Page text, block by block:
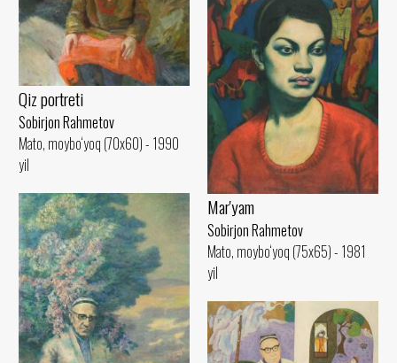
Qiz portreti
Sobirjon Rahmetov
Mato, moybo‘yoq (70x60) - 1990
yil
Mar'yam
Sobirjon Rahmetov
Mato, moybo‘yoq (75x65) - 1981
yil